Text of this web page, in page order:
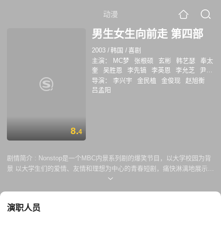
动漫
8.4
男生女生向前走 第四部
2003 /韩国 /喜剧
主演：
MC梦 张根硕 玄彬 韩艺瑟
奉太
奎
吴胜恩 李先镐 李英恩 李允芝
尹钟
信
导演： 李兴宇 金民植 金俊现
赵旭衡
吕孟阳
剧情简介 : Nonstop是一个MBC内景系列剧的爆笑节目，以大学校园为背
景 以大学生们的爱情、友情和理想为中心的青春短剧，痛快淋漓地展示了
年青人的精神姿态。Nonstop4主演有mc梦，奉泰奎，玄彬，andy，jun-
拍摄，都是围绕着学校的校园生活而制作的。其中有部分的固定演员。而
演职人员